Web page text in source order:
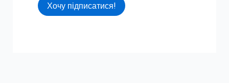
Хочу підписатися!